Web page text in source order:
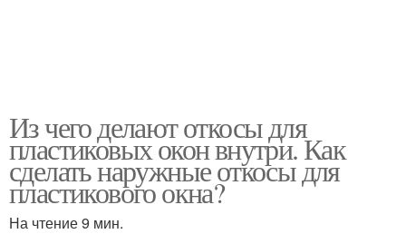
Из чего делают откосы для
пластиковых окон внутри. Как
сделать наружные откосы для
пластикового окна?
На чтение 9 мин.